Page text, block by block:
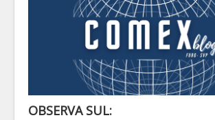
OBSERVA SUL: